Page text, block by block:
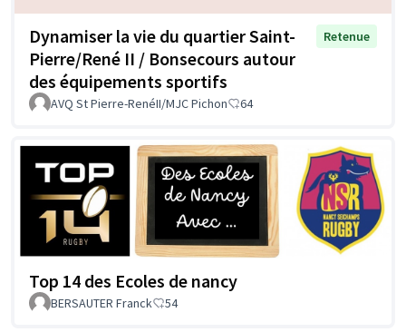
Dynamiser la vie du quartier Saint-
Pierre/René II / Bonsecours autour
des équipements sportifs
Retenue
AVQ St Pierre-RenéII/MJC Pichon 64
Top 14 des Ecoles de nancy
BERSAUTER Franck 54